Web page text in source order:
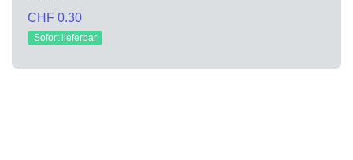
CHF 0.30
Sofort lieferbar